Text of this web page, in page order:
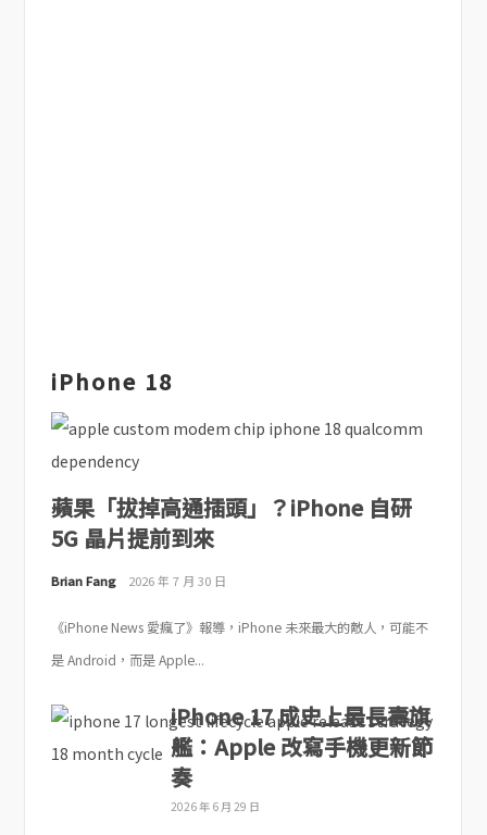
iPhone 18
蘋果「拔掉高通插頭」？iPhone 自研
5G 晶片提前到來
Brian Fang 2026 年 7 月 30 日
《iPhone News 愛瘋了》報導，iPhone 未來最大的敵人，可能不
是 Android，而是 Apple...
iPhone 17 成史上最長壽旗
艦：Apple 改寫手機更新節
奏
2026 年 6 月 29 日